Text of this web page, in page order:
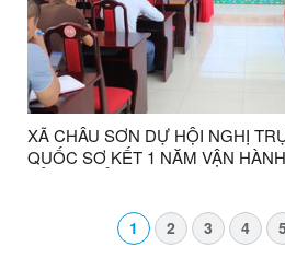
XÃ CHÂU SƠN DỰ HỘI NGHỊ
QUỐC SƠ KẾT 1 NĂM VẬN
1 2 3 4